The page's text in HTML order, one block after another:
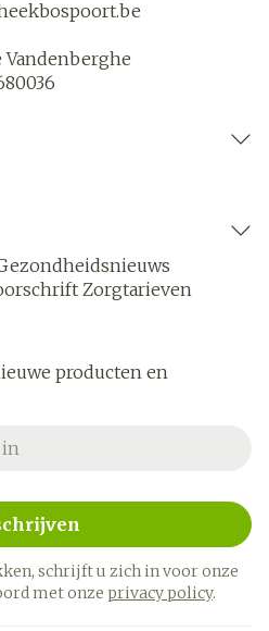
Vandenberghe
Zorgtarieven
producten en
schrijft u zich in voor onze
met onze privacy policy.